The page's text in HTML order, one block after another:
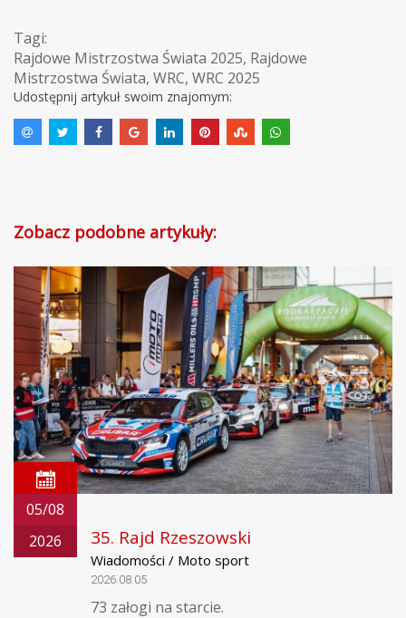
Tagi:
Rajdowe Mistrzostwa Świata 2025, Rajdowe
Mistrzostwa Świata, WRC, WRC 2025
Udostępnij artykuł swoim znajomym:
Zobacz podobne artykuły:
05/08
2026
35. Rajd Rzeszowski
Wiadomości / Moto sport
2026.08.05
73 załogi na starcie.